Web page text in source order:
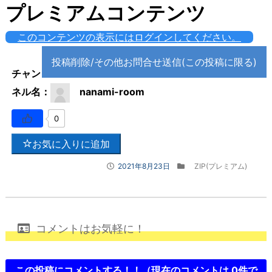
プレミアムコンテンツ
このコンテンツの表示にはログインしてください。
投稿削除/その他お問合せ送信(この投稿に限る)
チャン
ネル名：
nanami-room
0
お気に入りに追加
2021年8月23日 ZIP(プレミアム)
コメントはお気軽に！